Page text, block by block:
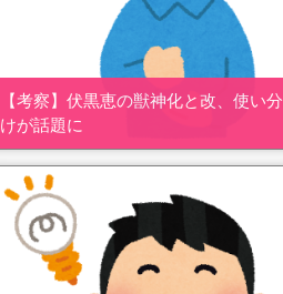
【考察】伏黒恵の獣神化と改、使い分
けが話題に